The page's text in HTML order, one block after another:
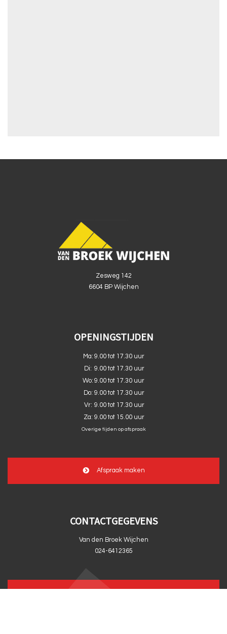
Zesweg 142
6604 BP Wijchen
OPENINGSTIJDEN
Ma: 9.00 tot 17.30 uur
Di: 9.00 tot 17.30 uur
Wo: 9.00 tot 17.30 uur
Do: 9.00 tot 17.30 uur
Vr: 9.00 tot 17.30 uur
Za: 9.00 tot 15.00 uur
Overige tijden op afspraak
Afspraak maken
CONTACTGEGEVENS
Van den Broek Wijchen
024-6412365